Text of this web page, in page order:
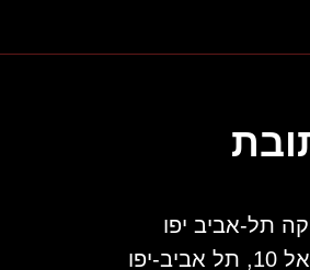
תל-אביב יפו
יפו